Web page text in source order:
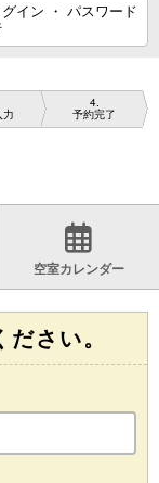
イン ・ パスワード
力
4
予約完了
空室カレンダー
さい。